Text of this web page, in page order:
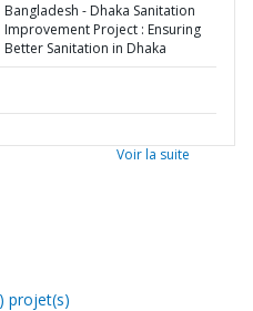
Bangladesh - Dhaka Sanitation
Improvement Project : Ensuring
Better Sanitation in Dhaka
Voir la suite
projet(s)